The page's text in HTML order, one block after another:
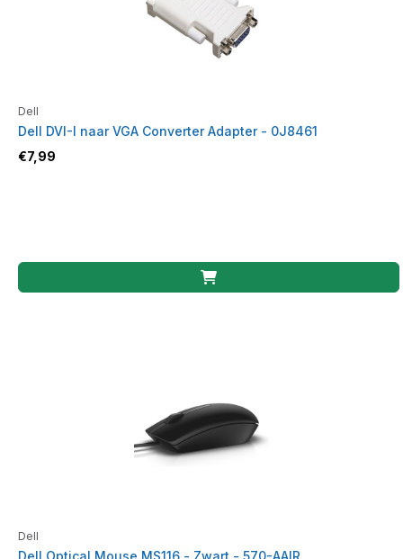
Dell
Dell DVI-I naar VGA Converter Adapter - 0J8461
€7,99
Dell
Dell Optical Mouse MS116 - Zwart - 570-AAIR